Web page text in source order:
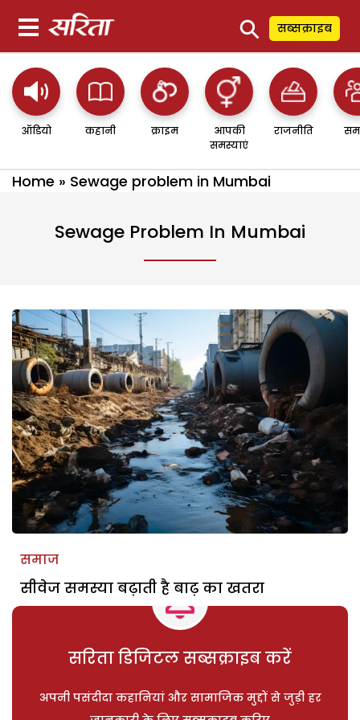
⚲ सब्सक्राइब
ऑडियो कहानी क्राइम
आपकी
समस्याएं
राजनीति
Home » Sewage problem in Mumbai
Sewage Problem In Mumbai
समाज
सीवेज समस्या बढ़ाती है बाढ़ का खतरा
सरिता डिजिटल सब्सक्राइब करें
अपनी पसंदीदा कहानियां और सामाजिक मुद्दों से जुड़ी हर